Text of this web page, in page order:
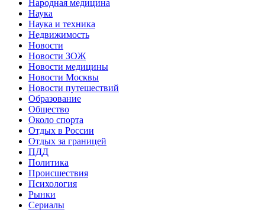
Народная медицина
Наука
Наука и техника
Недвижимость
Новости
Новости ЗОЖ
Новости медицины
Новости Москвы
Новости путешествий
Образование
Общество
Около спорта
Отдых в России
Отдых за границей
ПДД
Политика
Происшествия
Психология
Рынки
Сериалы